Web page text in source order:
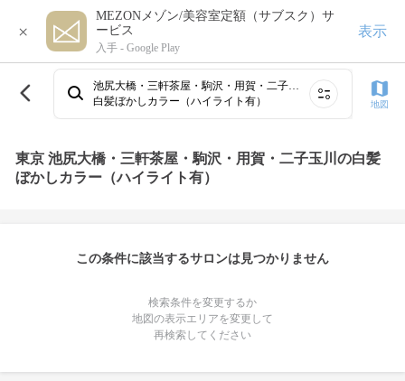
×
MEZONメゾン/美容室定額（サブスク）サ
ービス
入手 - Google Play
表示
池尻大橋・三軒茶屋・駒沢・用賀・二子玉川
白髪ぼかしカラー（ハイライト有）
地図
東京 池尻大橋・三軒茶屋・駒沢・用賀・二子玉川の白髪
ぼかしカラー（ハイライト有）
この条件に該当するサロンは見つかりません
検索条件を変更するか
地図の表示エリアを変更して
再検索してください